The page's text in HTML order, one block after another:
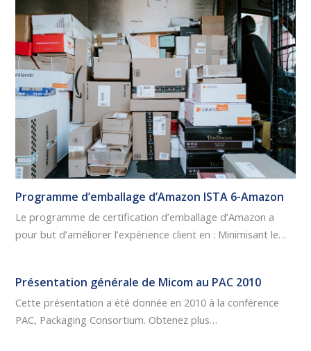
Programme d’emballage d’Amazon ISTA 6-Amazon
Le programme de certification d’emballage d’Amazon a
pour but d’améliorer l’expérience client en : Minimisant le…
Présentation générale de Micom au PAC 2010
Cette présentation a été donnée en 2010 à la conférence
PAC, Packaging Consortium. Obtenez plus…